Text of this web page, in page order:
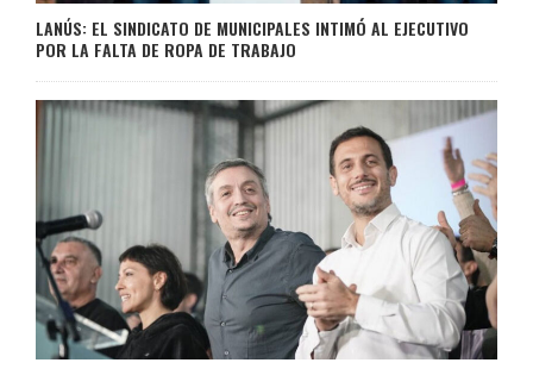
LANÚS: EL SINDICATO DE MUNICIPALES INTIMÓ AL EJECUTIVO
POR LA FALTA DE ROPA DE TRABAJO